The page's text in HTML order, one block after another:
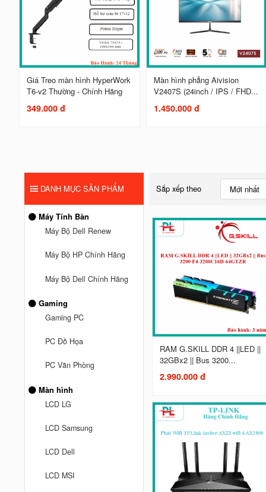
Giá Treo màn hình HyperWork
T6-v2 Thường - Chính Hãng
349.000 đ
Màn hình phẳng Aivision
V2407S (24inch / IPS / FHD...
1.450.000 đ
DANH MỤC SẢN PHẨM
Máy Tính Bàn
Máy Bộ Dell Renew
Máy Bộ HP Chính Hãng
Máy Bộ Dell Chính Hãng
Gaming
Gaming PC
PC Đồ Họa
PC Văn Phòng
Màn hình
LCD LG
LCD Samsung
LCD Dell
LCD MSI
Sắp xếp theo Mới nhất
RAM G.SKILL DDR 4 ||LED ||
32GBx2 || Bus 3200...
2.990.000 đ